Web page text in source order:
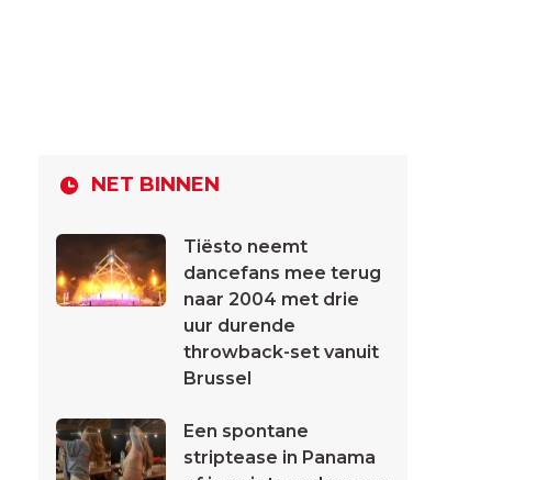
NET BINNEN
Tiësto neemt
dancefans mee terug
naar 2004 met drie
uur durende
throwback-set vanuit
Brussel
Een spontane
striptease in Panama